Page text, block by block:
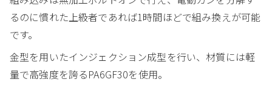
るのに慣れた上級者であれば1時間ほどで組み換えが可能
です。
金型を用いたインジェクション成型を行い、材質には軽
量で高強度を誇るPA6GF30を使用。